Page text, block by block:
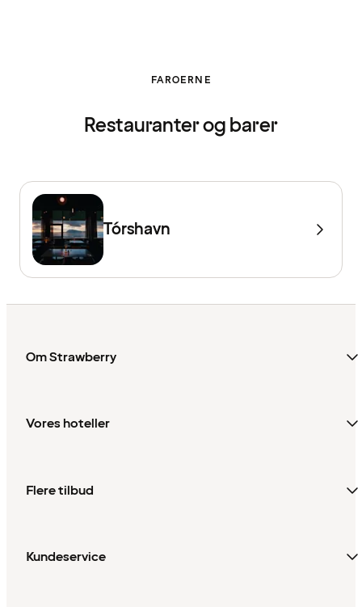
FAROERNE
Restauranter og barer
Tórshavn
Om Strawberry
Vores hoteller
Flere tilbud
Kundeservice